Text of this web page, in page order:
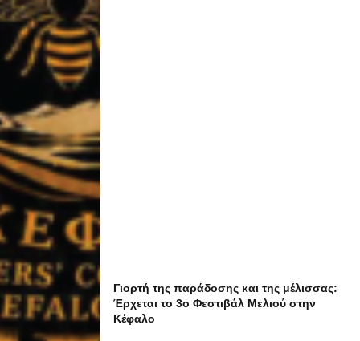
Γιορτή της παράδοσης και της μέλισσας:
Έρχεται το 3ο Φεστιβάλ Μελιού στην
Κέφαλο